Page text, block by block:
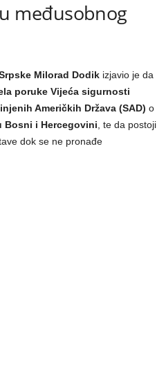
međusobnog
Milorad Dodik izjavio je da
poruke Vijeća sigurnosti
Američkih Država (SAD) o
Bosni i Hercegovini , te da postoji
dok se ne pronađe